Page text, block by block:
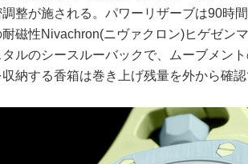
整が施される。パワーリザーブは90時
磁性Nivachron(ニヴァクロン)ヒゲゼン
ルのシースルーバックで、ムーブメン
納する香箱は巻き上げ残量を外から確認